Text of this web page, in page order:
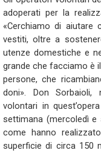
adoperati per la
«Cerchiamo di
vestiti, oltre a
utenze domestiche e
grande che facciamo è
persone, che
doni». Don Sorbaioli,
volontari in
settimana (mercoledì e
come hanno
superficie di circa 150